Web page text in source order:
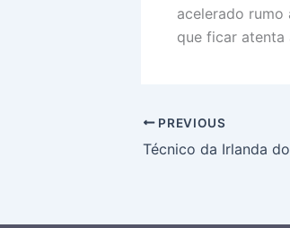
acelerado
que ficar atenta
PREVIOUS